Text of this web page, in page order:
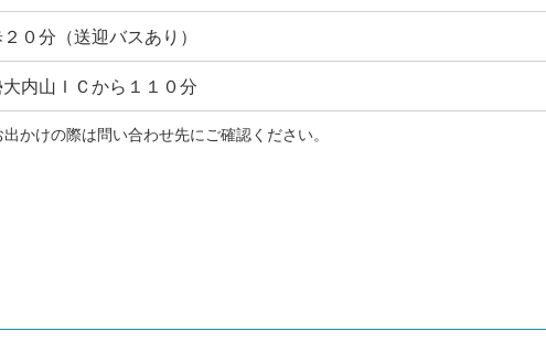
０分（送迎バスあり）
内山ＩＣから１１０分
かけの際は問い合わせ先にご確認ください。